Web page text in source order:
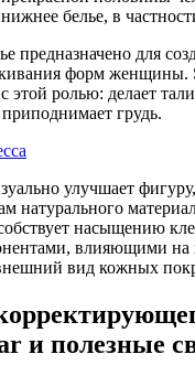
белье, в
предназначено для
форм женщины.
этой ролью: делает
грудь.
улучшает
натурального
насыщению
влияющими на
вид кожных
и полезные